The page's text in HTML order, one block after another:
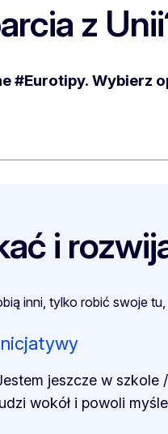
z
#Eurotipy. Wybierz
i
inni, tylko robić swoje
jeszcze w szkole
wokół i powoli